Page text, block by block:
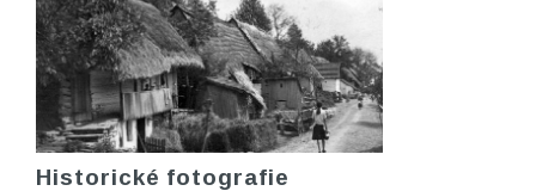
Historické fotografie